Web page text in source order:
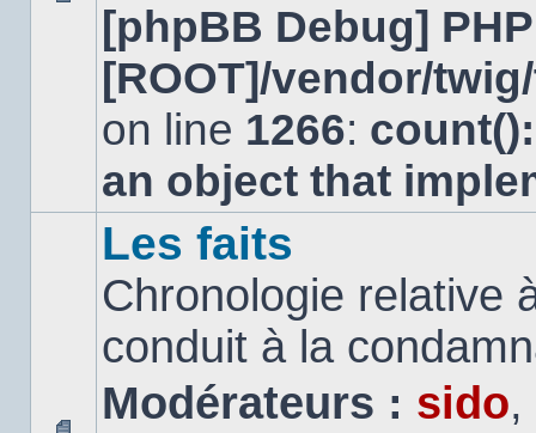
Aucun
message
non
[phpBB Debug]
[ROOT]/vendor/
on line 1266:
an object that
Les faits
Chronologie relative
conduit à la
Modérateurs : sido,